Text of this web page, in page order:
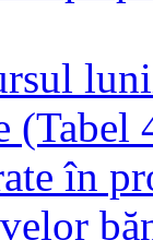
(Tabel
în